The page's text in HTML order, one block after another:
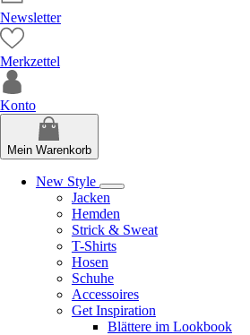
Newsletter
Merkzettel
Konto
Mein Warenkorb
New Style
Jacken
Hemden
Strick & Sweat
T-Shirts
Hosen
Schuhe
Accessoires
Get Inspiration
Blättere im Lookbook